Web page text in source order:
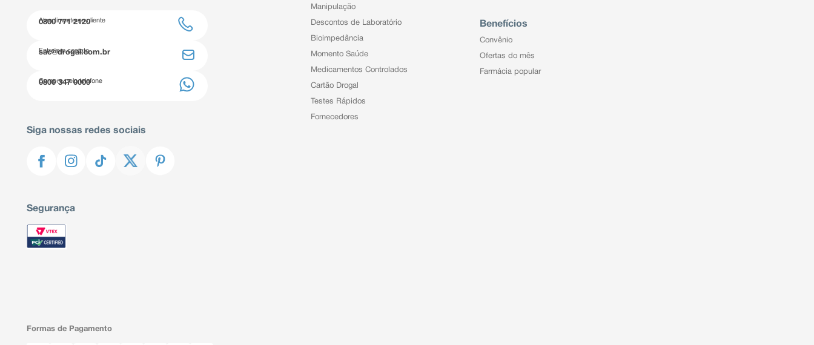
Atendimento ao cliente
0800 771 2120
Entre em contato
sac@drogal.com.br
Compre pelo telefone
0800 347 0000
Siga nossas redes sociais
Segurança
Manipulação
Descontos de Laboratório
Bioimpedância
Momento Saúde
Medicamentos Controlados
Cartão Drogal
Testes Rápidos
Fornecedores
Benefícios
Convênio
Ofertas do mês
Farmácia popular
Formas de Pagamento